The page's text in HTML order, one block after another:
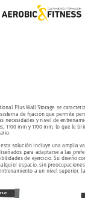
Plus Wall Storage se
sistema de fijación que permite
necesidades y nivel de
1100 mm y 1700 mm, lo que le
esta solución incluye una amplia
para adaptarse a las
de ejercicio. Su diseño
espacio, sin preocupaciones
a un nivel superior, la